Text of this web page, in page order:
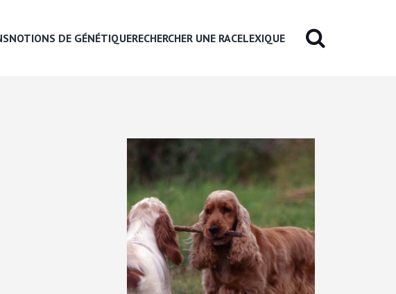
NOTIONS DE GÉNÉTIQUERECHERCHER UNE RACELEXIQUE